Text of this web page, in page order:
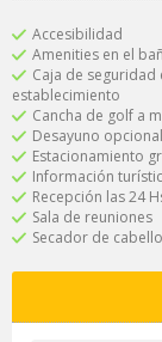
Accesibilidad
Amenities en el
Caja de seguridad
establecimiento
Cancha de golf a
Desayuno opcional
Estacionamiento
Información
Recepción las 24
Sala de reuniones
Secador de cabello